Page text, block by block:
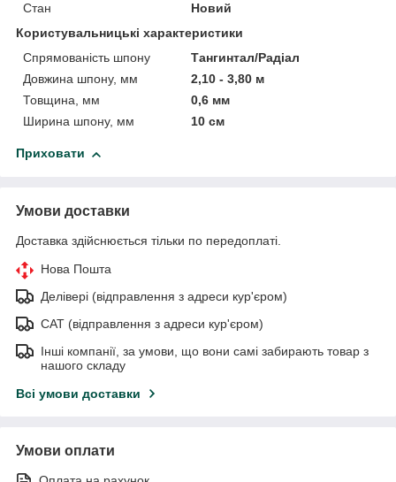
Стан
Новий
Користувальницькі характеристики
Спрямованість шпону
Тангинтал/Радіал
Довжина шпону, мм
2,10 - 3,80 м
Товщина, мм
0,6 мм
Ширина шпону, мм
10 см
Приховати
Умови доставки
Доставка здійснюється тільки по передоплаті.
Нова Пошта
Делівері (відправлення з адреси кур'єром)
САТ (відправлення з адреси кур'єром)
Інші компанії, за умови, що вони самі забирають товар з
нашого складу
Всі умови доставки
Умови оплати